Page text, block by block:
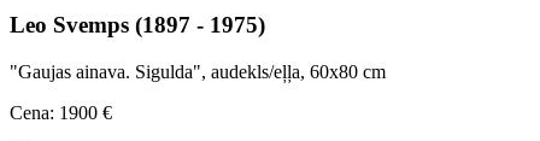
Leo Svemps (1897 - 1975)
"Gaujas ainava. Sigulda", audekls/eļļa, 60x80 cm
Cena: 1900 €